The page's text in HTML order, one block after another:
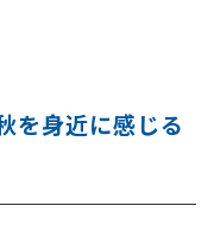
を身近に感じる